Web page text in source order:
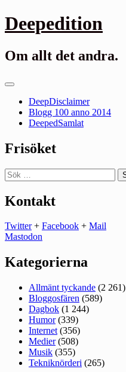
Gå
till
Deepedition
Om allt det andra.
Primär
DeepDisclaimer
Blogg 100 anno 2014
DeepedSamlat
Frisöket
Sök
efter:
Kontakt
Twitter+ Facebook + Mail
Mastodon
Kategorierna
Allmänt tyckande (2 261)
Bloggosfären (589)
Dagbok (1 244)
Humor(339)
Internet (356)
Medier(508)
Musik (355)
Tekniknörderi (265)